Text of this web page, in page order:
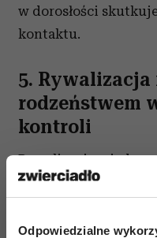
Odpowiedzialne
w dorosłości
kontaktu.
5. Rywalizacja
rodzeństwem
kontroli
Rywalizacja między
zjawisko, ale może
gdzie celowo jest